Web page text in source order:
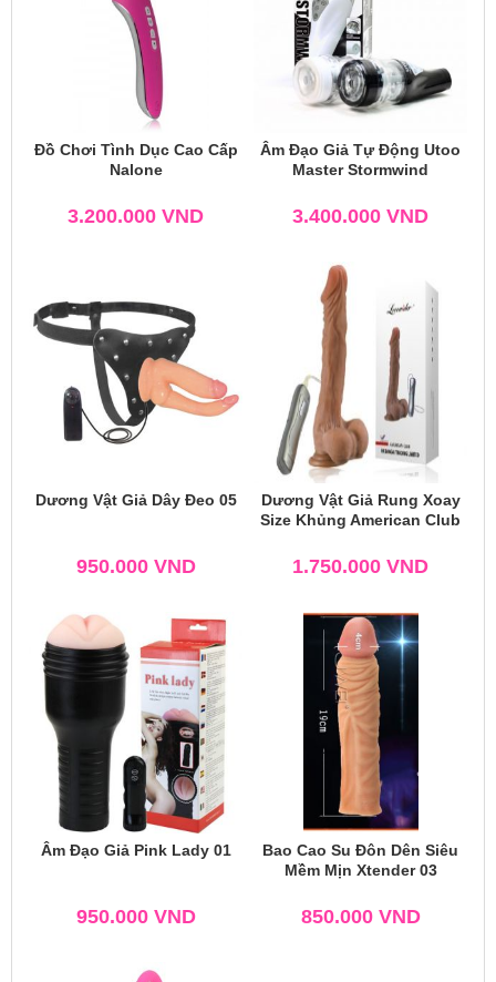
Đồ Chơi Tình Dục Cao Cấp
Nalone
3.200.000 VND
Âm Đạo Giả Tự Động Utoo
Master Stormwind
3.400.000 VND
Dương Vật Giả Dây Đeo 05
950.000 VND
Dương Vật Giả Rung Xoay
Size Khủng American Club
1.750.000 VND
Âm Đạo Giả Pink Lady 01
950.000 VND
Bao Cao Su Đôn Dên Siêu
Mềm Mịn Xtender 03
850.000 VND